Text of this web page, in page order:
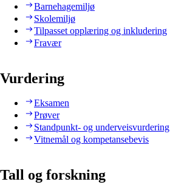
Barnehagemiljø
Skolemiljø
Tilpasset opplæring og inkludering
Fravær
Vurdering
Eksamen
Prøver
Standpunkt- og underveisvurdering
Vitnemål og kompetansebevis
Tall og forskning